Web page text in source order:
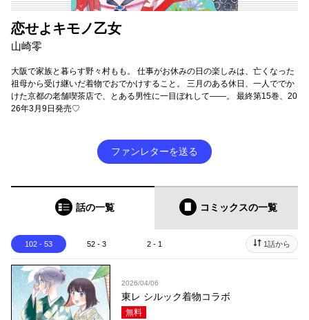
恋せよキモノ乙女
山崎零
大阪で家族と暮らす野々村もも。 仕事がお休みの日の楽しみは、亡くなった
祖母から受け継いだ着物でおでかけすること。 三月のある休日、一人ででか
けた京都の老舗喫茶店で、とある男性に一目ぼれして――。 最終第15巻、20
26年3月9日発売♡
ファンレターを送る
話の一覧 コミックスの一覧
102 - 53 52 - 3 2 - 1 1話から
2026/04/06
東レ シルック着物コラボ
無料